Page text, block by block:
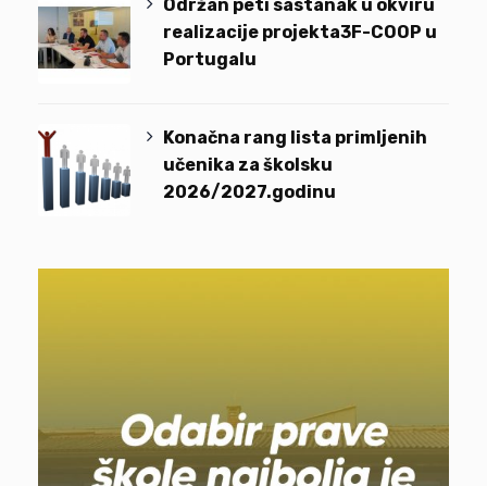
Održan peti sastanak u okviru
realizacije projekta3F-COOP u
Portugalu
Konačna rang lista primljenih
učenika za školsku
2026/2027.godinu